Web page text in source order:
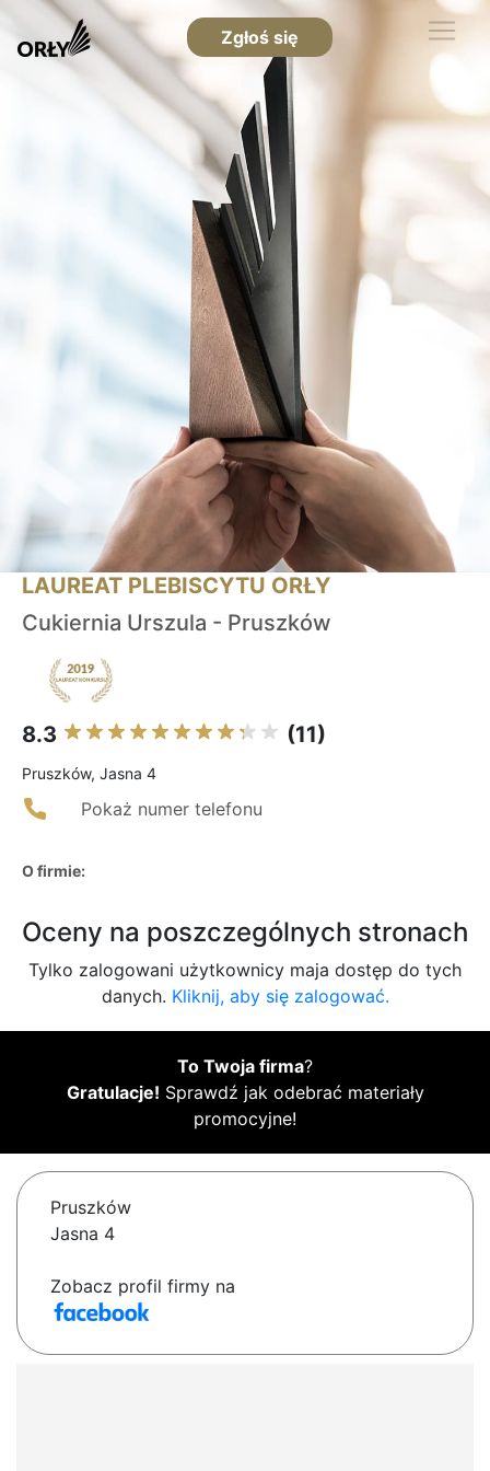
Zgłoś się
LAUREAT PLEBISCYTU ORŁY
Cukiernia Urszula - Pruszków
8.3 (11)
Pruszków, Jasna 4
Pokaż numer telefonu
O firmie:
Oceny na poszczególnych stronach
Tylko zalogowani użytkownicy maja dostęp do tych
danych. Kliknij, aby się zalogować.
To Twoja firma?
Gratulacje! Sprawdź jak odebrać materiały
promocyjne!
Pruszków
Jasna 4
Zobacz profil firmy na